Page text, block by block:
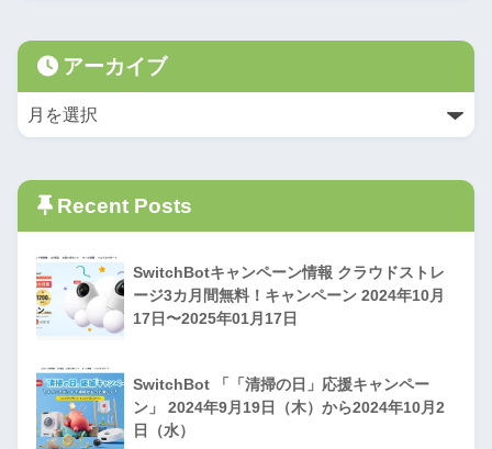
アーカイブ
Recent Posts
SwitchBotキャンペーン情報 クラウドストレ
ージ3カ月間無料！キャンペーン 2024年10月
17日〜2025年01月17日
SwitchBot 「「清掃の日」応援キャンペー
ン」 2024年9月19日（木）から2024年10月2
日（水）